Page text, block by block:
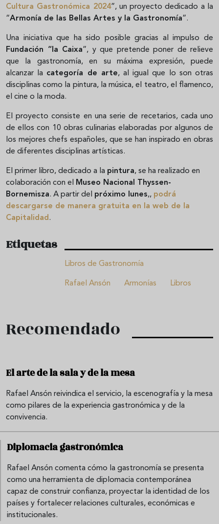
Cultura Gastronómica 2024”, un proyecto dedicado a la
“Armonía de las Bellas Artes y la Gastronomía”.
Una iniciativa que ha sido posible gracias al impulso de
Fundación “la Caixa”, y que pretende poner de relieve
que la gastronomía, en su máxima expresión, puede
alcanzar la categoría de arte, al igual que lo son otras
disciplinas como la pintura, la música, el teatro, el flamenco,
el cine o la moda.
El proyecto consiste en una serie de recetarios, cada uno
de ellos con 10 obras culinarias elaboradas por algunos de
los mejores chefs españoles, que se han inspirado en obras
de diferentes disciplinas artísticas.
El primer libro, dedicado a la pintura, se ha realizado en
colaboración con el
Museo Nacional Thyssen-
Bornemisza. A partir del próximo lunes,, podrá
descargarse de manera gratuita en la web de la
Capitalidad .
Etiquetas
Libros de Gastronomía
Rafael Ansón Armonías Libros
Recomendado
El arte de la sala y de la mesa
Rafael Ansón reivindica el servicio, la escenografía y la mesa
como pilares de la experiencia gastronómica y de la
convivencia.
Diplomacia gastronómica
Rafael Ansón comenta cómo la gastronomía se presenta
como una herramienta de diplomacia contemporánea
capaz de construir confianza, proyectar la identidad de los
países y fortalecer relaciones culturales, económicas e
institucionales.